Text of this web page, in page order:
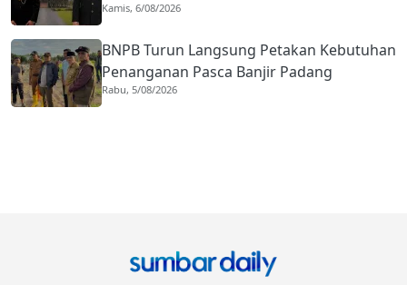
Kota Gastronomi
Kamis, 6/08/2026
BNPB Turun Langsung Petakan Kebutuhan
Penanganan Pasca Banjir Padang
Rabu, 5/08/2026